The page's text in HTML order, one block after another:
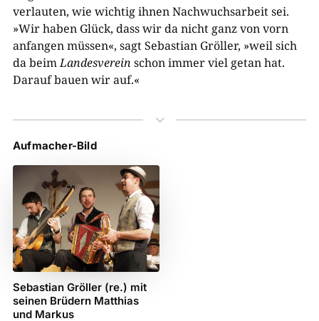
verlauten, wie wichtig ihnen Nachwuchsarbeit sei.
»Wir haben Glück, dass wir da nicht ganz von vorn
anfangen müssen«, sagt Sebastian Gröller, »weil sich
da beimLandesverein schon immer viel getan hat.
Darauf bauen wir auf.«
3
Aufmacher-Bild
Sebastian Gröller (re.) mit
seinen Brüdern Matthias
und Markus